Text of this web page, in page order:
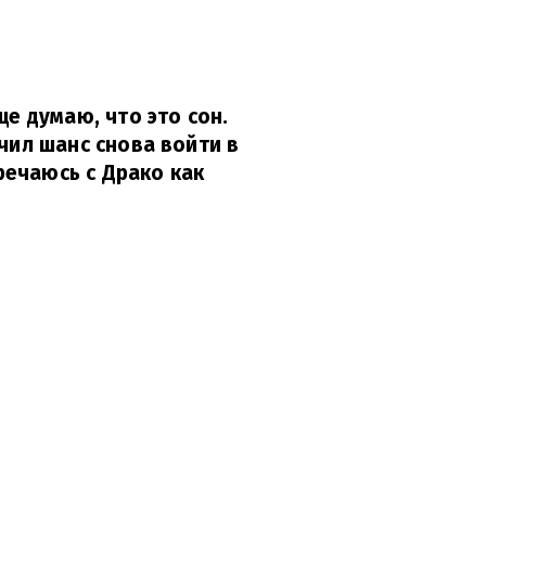
думаю, что это сон.
шанс снова войти в
с Драко как